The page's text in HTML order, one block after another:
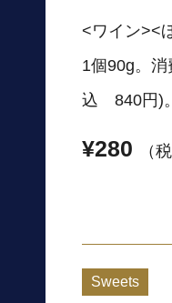
<ワイン><
1個90g。
込 840円)。
¥280 （
Sweets